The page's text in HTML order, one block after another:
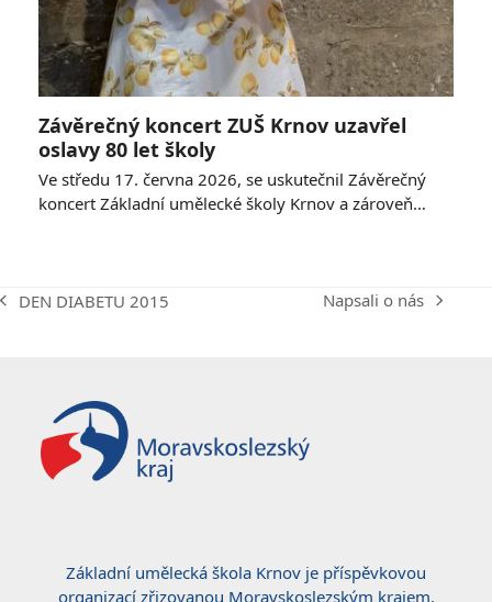
Závěrečný koncert ZUŠ Krnov uzavřel
oslavy 80 let školy
Ve středu 17. června 2026, se uskutečnil Závěrečný
koncert Základní umělecké školy Krnov a zároveň…
previous
DEN DIABETU 2015
next
Napsali o nás
Základní umělecká škola Krnov je příspěvkovou
organizací zřizovanou Moravskoslezským krajem.